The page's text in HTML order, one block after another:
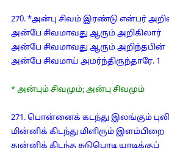
270. *அன்பு சிவம் இரண்டு என்பர்
அன்பே சிவமாவது ஆரும் அறிகிலார்
அன்பே சிவமாவது ஆரும் அறிந்தபின்
அன்பே சிவமாய் அமர்ந்திருந்தாரே. 1
* அன்பும் சிவமும்; அன்பு சிவமும்
271. பொன்னைக் கடந்து இலங்கும்
மின்னிக் கிடந்து மிளிரும் இளம்பிறை